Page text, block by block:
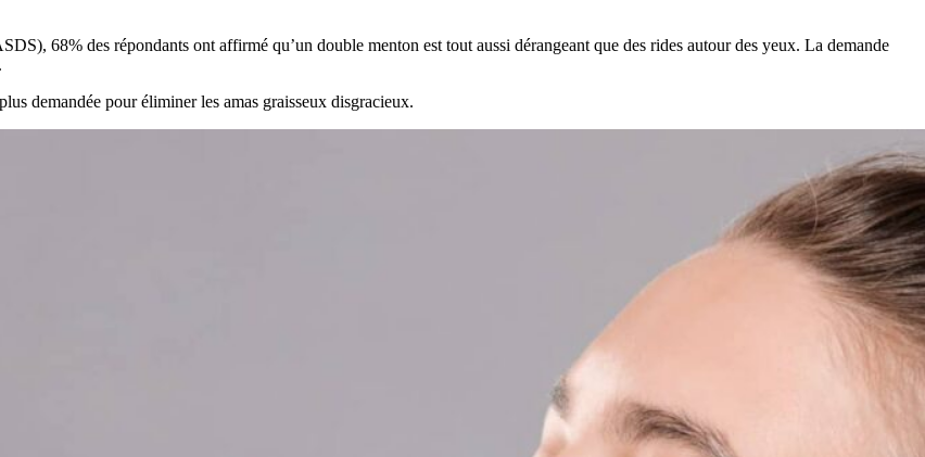
68% des répondants ont affirmé qu’un double menton est tout aussi dérangeant que des rides autour des yeux. La demande
demandée pour éliminer les amas graisseux disgracieux.